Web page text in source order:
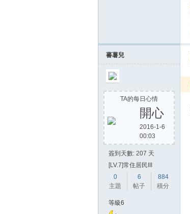
蕃薯兒
TA的每日心情
開心
2016-1-6
00:03
簽到天數: 207 天
[LV.7]常住居民III
0
主題
6
帖子
884
積分
等級6